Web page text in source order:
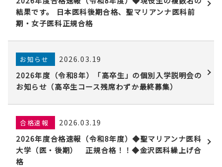
結果です。 日本医科後期合格、聖マリアンナ医科前
期・女子医科正規合格
お知らせ
2026.03.19
2026年度（令和8年）「高卒生」の個別入学説明会の
お知らせ（高卒生コース残席わずか最終募集）
合格速報
2026.03.19
2026年度合格速報（令和8年度）◆聖マリアンナ医科
大学（医・後期） 正規合格！！◆金沢医科繰上げ合
格